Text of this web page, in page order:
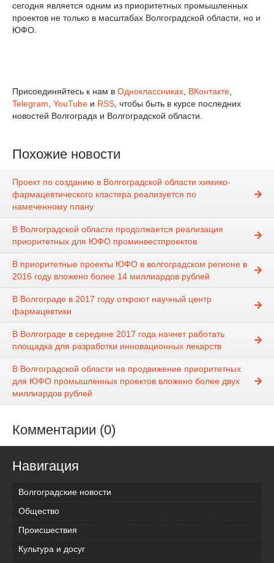
сегодня является одним из приоритетных промышленных
проектов не только в масштабах Волгоградской области, но и
ЮФО.
Присоединяйтесь к нам в Одноклассниках ВКонтакте
Telegram YouTube и RSS , чтобы быть в курсе последних
новостей Волгограда и Волгоградской области.
Похожие новости
Проект по созданию в Волгоградской области химико-
фармацевтического кластера реализуется по
намеченному плану
В Волгоградской области продолжается реализация
приоритетных для ЮФО проминвестпроектов
В приоритетные проекты ЮФО в волгоградском регионе в
2016 году вложено более 14 миллиардов рублей
В Волгограде в 2017 году откроют научный центр
фармацевтики
В Волгограде в середине 2017 года начнет работать
площадка для разработки инновационных лекарств
В Волгоградской области на продвижение приоритетных
для ЮФО промышленных проектов вложено более двух
миллиардов рублей
Комментарии (0)
Навигация
Волгоградские новости
Общество
Происшествия
Культура и досуг